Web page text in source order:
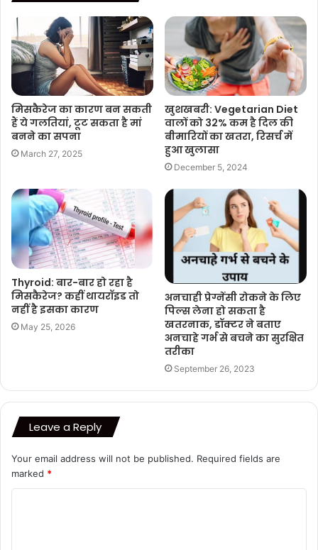
मिसकैरेज का कारण बन सकती
हैं ये गलतियां, टूट सकता है मां
बनने का सपना
March 27, 2025
खुशखबरी: Vegetarian Diet
वालों को 32% कम है दिल की
बीमारियों का खतरा, रिसर्च में
हुआ खुलासा
December 5, 2024
Thyroid: बार-बार हो रहा है
मिसकैरेज? कहीं थायरॉइड तो
नहीं है इसका कारण
May 25, 2026
अनचाही प्रेग्नेंसी रोकने के लिए
पिल्स लेना हो सकता है
खतरनाक, डॉक्टर ने बताए
अनचाहे गर्भ से बचने का सुरक्षित
तरीका
September 26, 2023
Leave a Reply
Your email address will not be published. Required fields are
marked *